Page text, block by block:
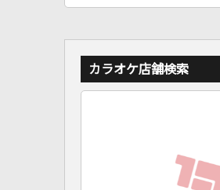
カラオケ店舗検索